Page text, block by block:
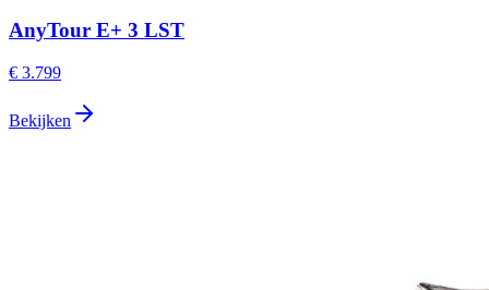
AnyTour E+ 3 LST
€ 3.799
Bekijken